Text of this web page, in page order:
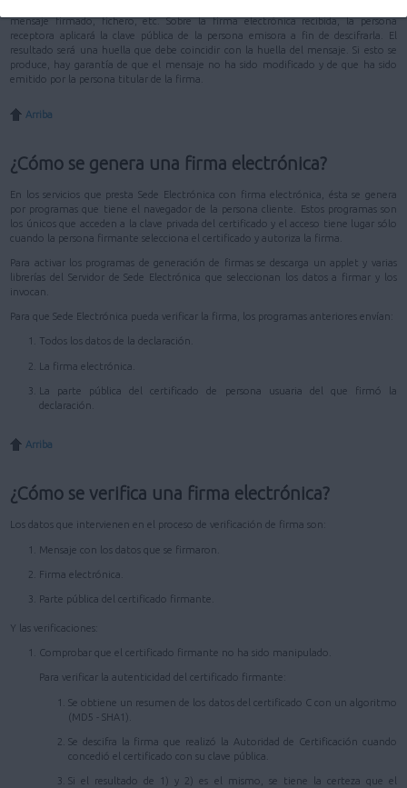
mensaje firmado, fichero, etc. Sobre la firma electrónica recibida, la persona
receptora aplicará la clave pública de la persona emisora a fin de descifrarla. El
resultado será una huella que debe coincidir con la huella del mensaje. Si esto se
produce, hay garantía de que el mensaje no ha sido modificado y de que ha sido
emitido por la persona titular de la firma.
Arriba
¿Cómo se genera una firma electrónica?
En los servicios que presta Sede Electrónica con firma electrónica, ésta se genera
por programas que tiene el navegador de la persona cliente. Estos programas son
los únicos que acceden a la clave privada del certificado y el acceso tiene lugar sólo
cuando la persona firmante selecciona el certificado y autoriza la firma.
Para activar los programas de generación de firmas se descarga un applet y varias
librerías del Servidor de Sede Electrónica que seleccionan los datos a firmar y los
invocan.
Para que Sede Electrónica pueda verificar la firma, los programas anteriores envían:
Todos los datos de la declaración.
La firma electrónica.
La parte pública del certificado de persona usuaria del que firmó la
declaración.
Arriba
¿Cómo se verifica una firma electrónica?
Los datos que intervienen en el proceso de verificación de firma son:
Mensaje con los datos que se firmaron.
Firma electrónica.
Parte pública del certificado firmante.
Y las verificaciones:
Comprobar que el certificado firmante no ha sido manipulado.
Para verificar la autenticidad del certificado firmante:
Se obtiene un resumen de los datos del certificado C con un algoritmo
(MD5 - SHA1).
Se descifra la firma que realizó la Autoridad de Certificación cuando
concedió el certificado con su clave pública.
Si el resultado de 1) y 2) es el mismo, se tiene la certeza que el